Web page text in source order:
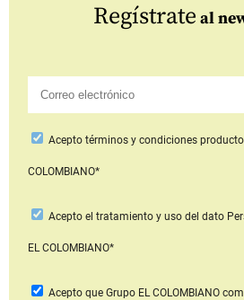
Regístrate al
Aceptotérminos y condiciones
COLOMBIANO*
Acepto el tratamiento y uso del dato
EL COLOMBIANO*
Acepto que Grupo EL COLOMBIANO